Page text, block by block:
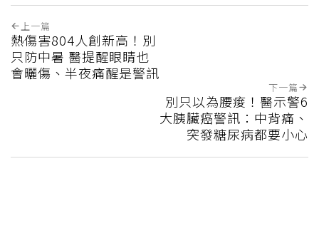
上一篇
熱傷害804人創新高！別
只防中暑 醫提醒眼睛也
會曬傷、半夜痛醒是警訊
下一篇
別只以為腰痠！醫示警6
大胰臟癌警訊：中背痛、
突發糖尿病都要小心